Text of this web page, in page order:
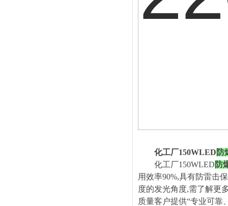
化工厂150WLED 防
化工厂150WLED 防
用效率90%,具有防雷击
度的发光角度,需了解更
质量客户提供“专业可靠